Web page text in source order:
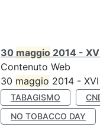
30 maggio 2014 -
Contenuto Web
30 maggio 2014 - XVI
TABAGISMO
NO TOBACCO DAY